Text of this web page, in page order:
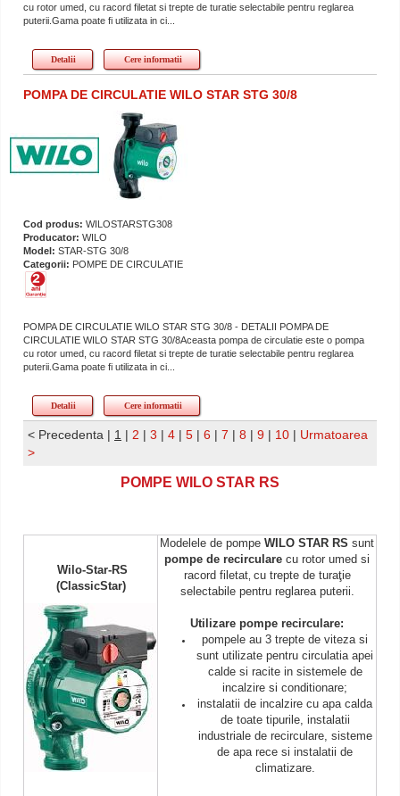
cu rotor umed, cu racord filetat si trepte de turatie selectabile pentru reglarea
puterii.Gama poate fi utilizata in ci...
Detalii Cere informatii
POMPA DE CIRCULATIE WILO STAR STG 30/8
Cod produs: WILOSTARSTG308
Producator: WILO
Model: STAR-STG 30/8
Categorii: POMPE DE CIRCULATIE
POMPA DE CIRCULATIE WILO STAR STG 30/8 - DETALII POMPA DE
CIRCULATIE WILO STAR STG 30/8Aceasta pompa de circulatie este o pompa
cu rotor umed, cu racord filetat si trepte de turatie selectabile pentru reglarea
puterii.Gama poate fi utilizata in ci...
Detalii Cere informatii
< Precedenta | 1 | 2 | 3 | 4 | 5 | 6 | 7 | 8 | 9 | 10 | Urmatoarea
>
POMPE WILO STAR RS
Wilo-Star-RS
(ClassicStar)
Modelele de pompe WILO STAR RS sunt
pompe de recirculare cu rotor umed si
racord filetat, cutrepte de turaţie
selectabile pentru reglarea puterii.
Utilizare pompe recirculare:
pompele au 3 trepte de viteza si
sunt utilizate pentru circulatia apei
calde si racite in sistemele de
incalzire si conditionare;
instalatii de incalzire cu apa calda
de toate tipurile, instalatii
industriale de recirculare, sisteme
de apa rece si instalatii de
climatizare.